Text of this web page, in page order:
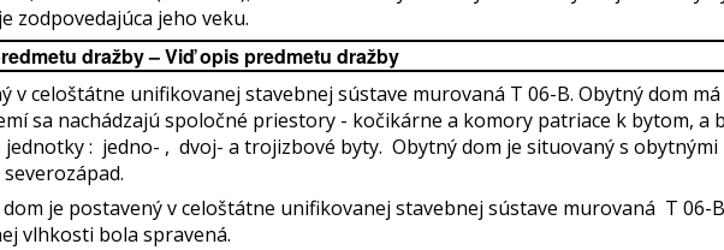
zodpovedajúca jeho veku.
dražby – Viď opis predmetu dražby
v celoštátne unifikovanej stavebnej sústave murovaná T 06-B. Obytný dom
sa nachádzajú spoločné priestory - kočikárne a komory patriace k bytom, a
jednotky : jedno- , dvoj- a trojizbové byty. Obytný dom je situovaný s
je postavený v celoštátne unifikovanej stavebnej sústave murovaná T 06-
vlhkosti bola spravená.